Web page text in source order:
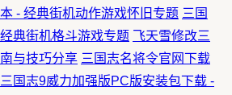
- 经典街机动作游戏怀旧专题 三国
典街机格斗游戏专题 飞天雪修改三
与技巧分享 三国志名将令官网下载
三国志9威力加强版PC版安装包下载 -